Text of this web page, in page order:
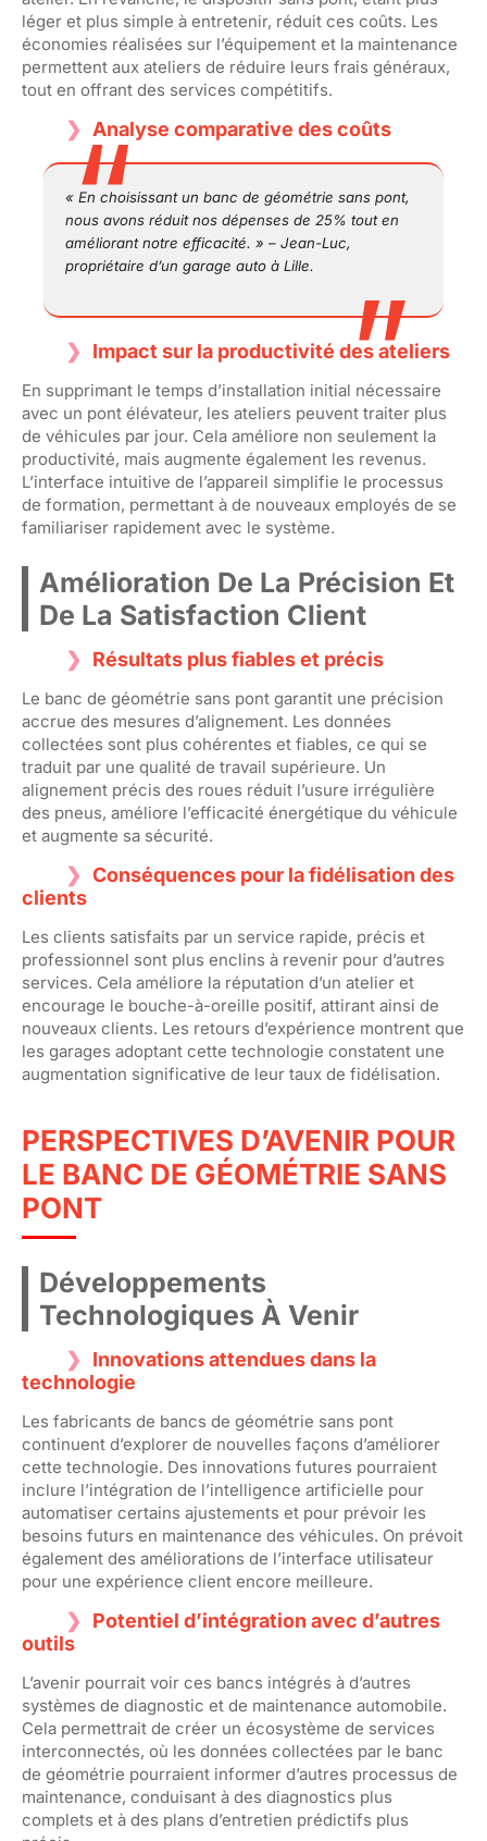
léger et plus simple à entretenir, réduit ces coûts. Les
économies réalisées sur l’équipement et la maintenance
permettent aux ateliers de réduire leurs frais généraux,
tout en offrant des services compétitifs.
Analyse comparative des coûts
« En choisissant un banc de géométrie sans pont,
nous avons réduit nos dépenses de 25% tout en
améliorant notre efficacité. » – Jean-Luc,
propriétaire d’un garage auto à Lille.
Impact sur la productivité des ateliers
En supprimant le temps d’installation initial nécessaire
avec un pont élévateur, les ateliers peuvent traiter plus
de véhicules par jour. Cela améliore non seulement la
productivité, mais augmente également les revenus.
L’interface intuitive de l’appareil simplifie le processus
de formation, permettant à de nouveaux employés de se
familiariser rapidement avec le système.
Amélioration De La Précision Et
De La Satisfaction Client
Résultats plus fiables et précis
Le banc de géométrie sans pont garantit une précision
accrue des mesures d’alignement. Les données
collectées sont plus cohérentes et fiables, ce qui se
traduit par une qualité de travail supérieure. Un
alignement précis des roues réduit l’usure irrégulière
des pneus, améliore l’efficacité énergétique du véhicule
et augmente sa sécurité.
Conséquences pour la fidélisation des
clients
Les clients satisfaits par un service rapide, précis et
professionnel sont plus enclins à revenir pour d’autres
services. Cela améliore la réputation d’un atelier et
encourage le bouche-à-oreille positif, attirant ainsi de
nouveaux clients. Les retours d’expérience montrent que
les garages adoptant cette technologie constatent une
augmentation significative de leur taux de fidélisation.
PERSPECTIVES D’AVENIR POUR
LE BANC DE GÉOMÉTRIE SANS
PONT
Développements
Technologiques À Venir
Innovations attendues dans la
technologie
Les fabricants de bancs de géométrie sans pont
continuent d’explorer de nouvelles façons d’améliorer
cette technologie. Des innovations futures pourraient
inclure l’intégration de l’intelligence artificielle pour
automatiser certains ajustements et pour prévoir les
besoins futurs en maintenance des véhicules. On prévoit
également des améliorations de l’interface utilisateur
pour une expérience client encore meilleure.
Potentiel d’intégration avec d’autres
outils
L’avenir pourrait voir ces bancs intégrés à d’autres
systèmes de diagnostic et de maintenance automobile.
Cela permettrait de créer un écosystème de services
interconnectés, où les données collectées par le banc
de géométrie pourraient informer d’autres processus de
maintenance, conduisant à des diagnostics plus
complets et à des plans d’entretien prédictifs plus